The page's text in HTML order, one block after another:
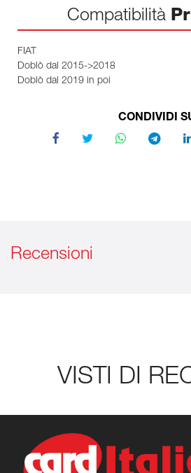
Compatibilità
FIAT
Doblò dal 2015->2018
Doblò dal 2019 in poi
CONDIVIDI
Recensioni
VISTI DI